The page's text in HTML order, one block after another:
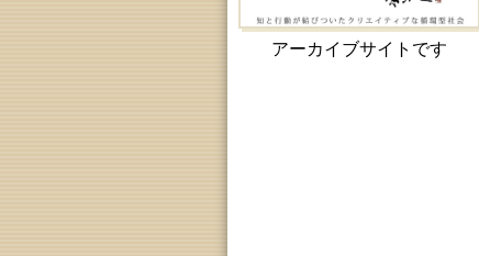
アーカイブサイトです